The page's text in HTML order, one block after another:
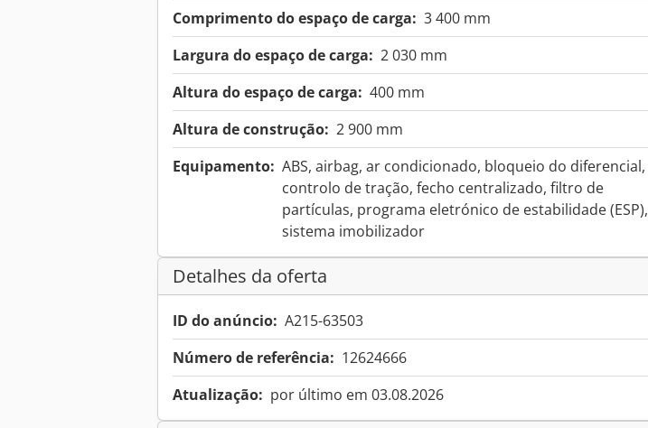
Comprimento do espaço de carga: 3 400 mm
Largura do espaço de carga: 2 030 mm
Altura do espaço de carga: 400 mm
Altura de construção: 2 900 mm
Equipamento: ABS, airbag, ar condicionado, bloqueio do diferencial,
controlo de tração, fecho centralizado, filtro de
partículas, programa eletrónico de estabilidade (ESP),
sistema imobilizador
Detalhes da oferta
ID do anúncio: A215-63503
Número de referência: 12624666
Atualização: por último em 03.08.2026